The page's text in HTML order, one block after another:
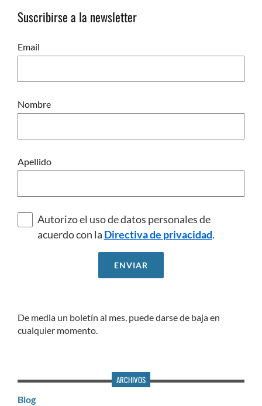
Suscribirse a la newsletter
Email
Nombre
Apellido
Autorizo el uso de datos personales de
acuerdo con la Directiva de privacidad.
De media un boletín al mes, puede darse de baja en
cualquier momento.
ARCHIVOS
Blog